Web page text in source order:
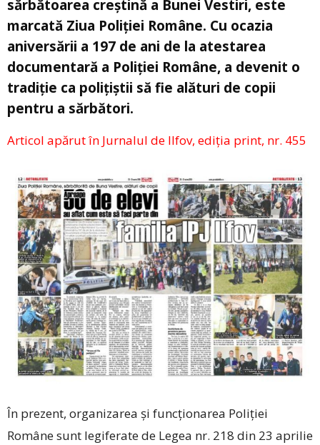
sărbătoarea creştină a Bunei Vestiri, este
marcată Ziua Poliţiei Române. Cu ocazia
aniversării a 197 de ani de la atestarea
documentară a Poliției Române, a devenit o
tradiție ca polițiștii să fie alături de copii
pentru a sărbători.
Articol apărut în Jurnalul de Ilfov, ediția print, nr. 455
În prezent, organizarea şi funcţionarea Poliţiei
Române sunt legiferate de Legea nr. 218 din 23 aprilie